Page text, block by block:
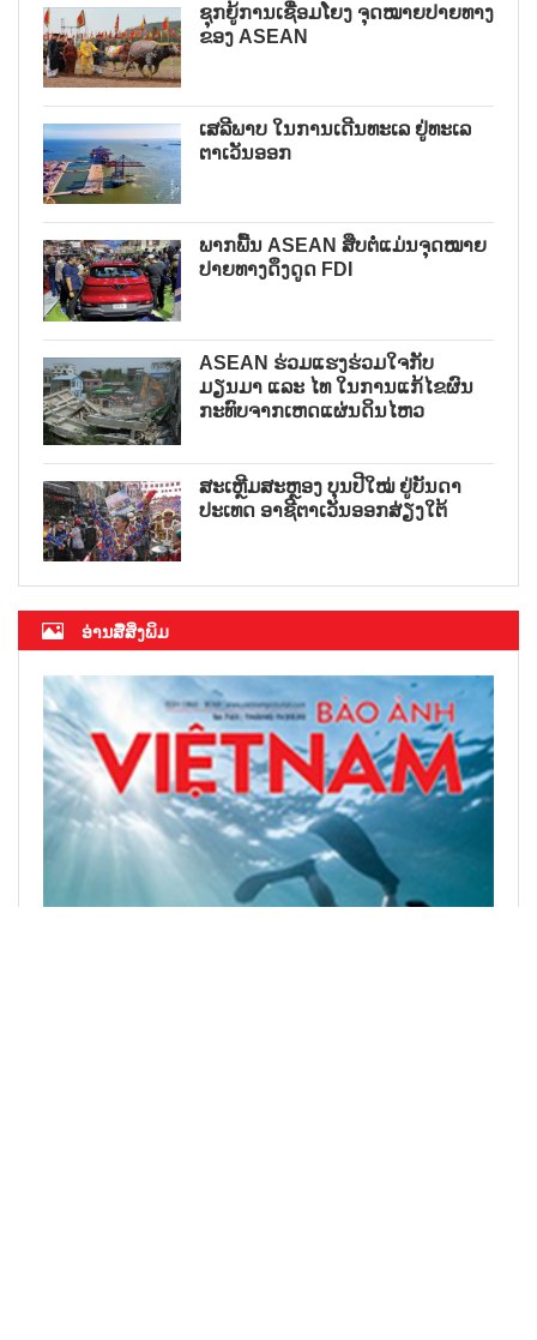
ຊຸກຍູ້ການເຊື່ອມໂຍງ ຈຸດໝາຍປາຍທາງ
ຂອງ ASEAN
ເສລີພາບ ໃນການເດີນທະເລ ຢູ່ທະເລ
ຕາເວັນອອກ
ພາກພື້ນ ASEAN ສືບຕໍ່ແມ່ນຈຸດໝາຍ
ປາຍທາງດຶງດູດ FDI
ASEAN ຮ່ວມແຮງຮ່ວມໃຈກັບ
ມຽນມາ ແລະ ໄທ ໃນການແກ້ໄຂຜົນ
ກະທົບຈາກເຫດແຜ່ນດິນໄຫວ
ສະເຫຼີມສະຫຼອງ ບຸນປີໃໝ່ ຢູ່ບັນດາ
ປະເທດ ອາຊີຕາເວັນອອກສ່ຽງໃຕ້
ອ່ານສື່ສິ່ງພິມ